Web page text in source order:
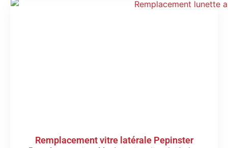
Remplacement vitre latérale Pepinster